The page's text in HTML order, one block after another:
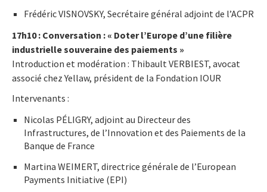
Frédéric VISNOVSKY, Secrétaire général adjoint de l’ACPR
17h10 : Conversation : « Doter l’Europe d’une filière
industrielle souveraine des paiements »
Introduction et modération : Thibault VERBIEST, avocat
associé chez Yellaw, président de la Fondation IOUR
Intervenants :
Nicolas PÉLIGRY, adjoint au Directeur des
Infrastructures, de l’Innovation et des Paiements de la
Banque de France
Martina WEIMERT, directrice générale de l’European
Payments Initiative (EPI)